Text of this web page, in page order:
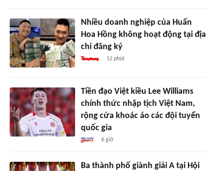
Nhiều doanh nghiệp của Huấn
Hoa Hồng không hoạt động tại địa
chỉ đăng ký
12 phút
Tiền đạo Việt kiều Lee Williams
chính thức nhập tịch Việt Nam,
rộng cửa khoác áo các đội tuyển
quốc gia
6 giờ
Ba thành phố giành giải A tại Hội